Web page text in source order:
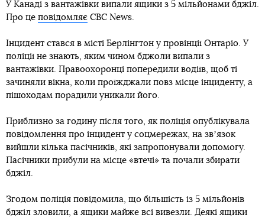
У Канаді з вантажівки випали ящики з 5 мільйонами бджіл.
Про це повідомляє CBC News.
Інцидент стався в місті Берлінгтон у провінції Онтаріо. У
поліції не знають, яким чином бджоли випали з
вантажівки. Правоохоронці попередили водіїв, щоб ті
зачиняли вікна, коли проїжджали повз місце інциденту, а
пішоходам порадили уникали його.
Приблизно за годину після того, як поліція опублікувала
повідомлення про інцидент у соцмережах, на звʼязок
вийшли кілька пасічників, які запропонували допомогу.
Пасічники прибули на місце «втечі» та почали збирати
бджіл.
Згодом поліція повідомила, що більшість із 5 мільйонів
бджіл зловили, а ящики майже всі вивезли. Деякі ящики